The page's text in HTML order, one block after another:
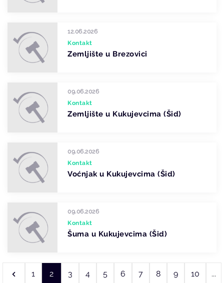
12.06.2026
Kontakt
Zemljište u Brezovici
09.06.2026
Kontakt
Zemljište u Kukujevcima (Šid)
09.06.2026
Kontakt
Voćnjak u Kukujevcima (Šid)
09.06.2026
Kontakt
Šuma u Kukujevcima (Šid)
1 2 3 4 5 6 7 8 9 10 ...